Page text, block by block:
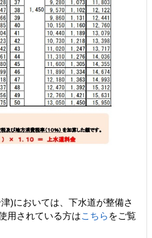
)においては、下水道が整備さ
用されている方はこちら をご覧